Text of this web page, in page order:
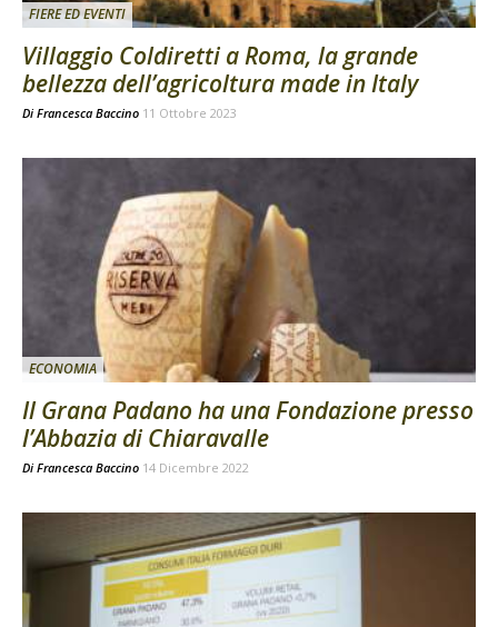
FIERE ED EVENTI
Villaggio Coldiretti a Roma, la grande
bellezza dell’agricoltura made in Italy
Di Francesca Baccino 11 Ottobre 2023
ECONOMIA
Il Grana Padano ha una Fondazione presso
l’Abbazia di Chiaravalle
Di Francesca Baccino 14 Dicembre 2022